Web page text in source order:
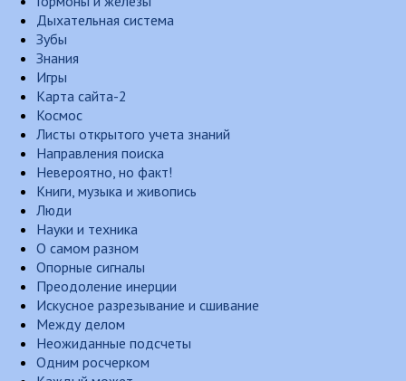
Дыхательная система
Зубы
Знания
Игры
Карта сайта-2
Космос
Листы открытого учета знаний
Направления поиска
Невероятно, но факт!
Книги, музыка и живопись
Люди
Науки и техника
О самом разном
Опорные сигналы
Преодоление инерции
Искусное разрезывание и сшивание
Между делом
Неожиданные подсчеты
Одним росчерком